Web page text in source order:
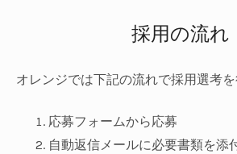
採用の流れ
オレンジでは下記の流れで採用選考を
応募フォームから応募
自動返信メールに必要書類を添